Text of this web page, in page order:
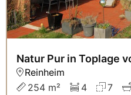
Natur Pur in Toplage
Reinheim
254 m²
4 7